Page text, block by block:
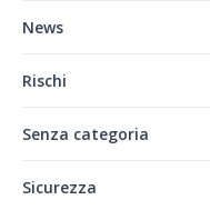
News
Rischi
Senza categoria
Sicurezza